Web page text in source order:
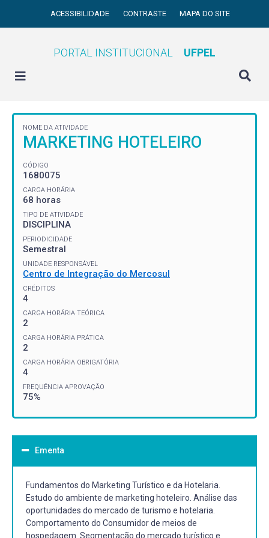
ACESSIBILIDADE CONTRASTE MAPA DO SITE
PORTAL INSTITUCIONAL UFPEL
NOME DA ATIVIDADE
MARKETING HOTELEIRO
CÓDIGO
1680075
CARGA HORÁRIA
68 horas
TIPO DE ATIVIDADE
DISCIPLINA
PERIODICIDADE
Semestral
UNIDADE RESPONSÁVEL
Centro de Integração do Mercosul
CRÉDITOS
4
CARGA HORÁRIA TEÓRICA
2
CARGA HORÁRIA PRÁTICA
2
CARGA HORÁRIA OBRIGATÓRIA
4
FREQUÊNCIA APROVAÇÃO
75%
Ementa
Fundamentos do Marketing Turístico e da Hotelaria.
Estudo do ambiente de marketing hoteleiro. Análise das
oportunidades do mercado de turismo e hotelaria.
Comportamento do Consumidor de meios de
hospedagem. Segmentação do mercado turístico e